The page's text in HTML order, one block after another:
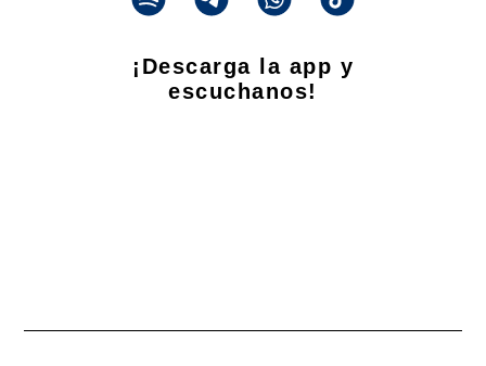
¡Descarga la app y
escuchanos!